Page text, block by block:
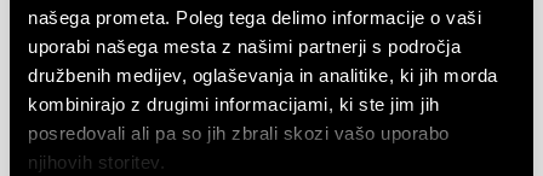
našega prometa. Poleg tega delimo informacije o vaši
uporabi našega mesta z našimi partnerji s področja
družbenih medijev, oglaševanja in analitike, ki jih morda
kombinirajo z drugimi informacijami, ki ste jim jih
posredovali ali pa so jih zbrali skozi vašo uporabo
njihovih storitev.